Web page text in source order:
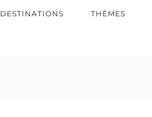
DESTINATIONS THÈMES